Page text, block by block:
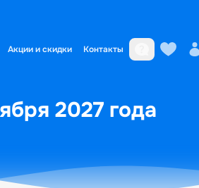
Акции и скидки Контакты
2027 года